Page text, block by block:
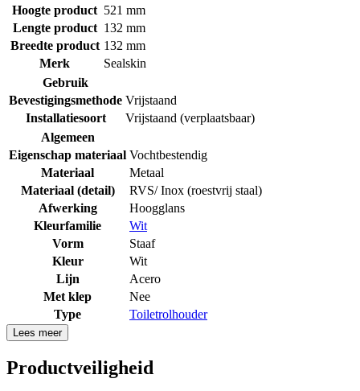
Hoogte product 521 mm
Lengte product 132 mm
Breedte product 132 mm
Merk
Sealskin
Gebruik
Bevestigingsmethode Vrijstaand
Installatiesoort
Vrijstaand (verplaatsbaar)
Algemeen
Eigenschap materiaal Vochtbestendig
Materiaal
Metaal
Materiaal (detail)
RVS/ Inox (roestvrij staal)
Afwerking
Hoogglans
Kleurfamilie
Wit
Vorm
Staaf
Kleur
Wit
Lijn
Acero
Met klep
Nee
Type
Toiletrolhouder
Lees meer
Productveiligheid